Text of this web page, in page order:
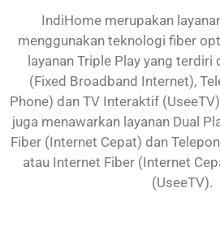
IndiHome merupakan
menggunakan teknologi fiber
layanan Triple Play yang terdiri
(Fixed Broadband Internet),
Phone) dan TV Interaktif
juga menawarkan layanan Dual
Fiber (Internet Cepat) dan
atau Internet Fiber (Internet
(UseeTV).